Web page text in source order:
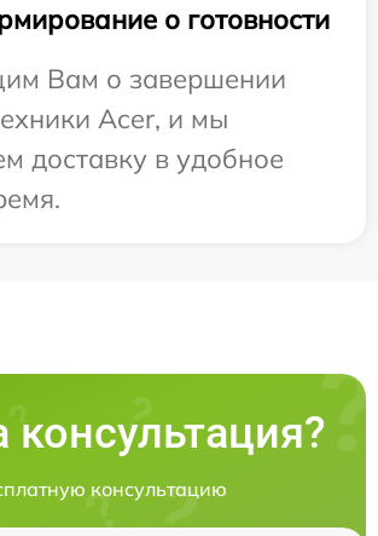
о готовности
Вам о завершении
Acer, и мы
доставку в удобное
консультацию